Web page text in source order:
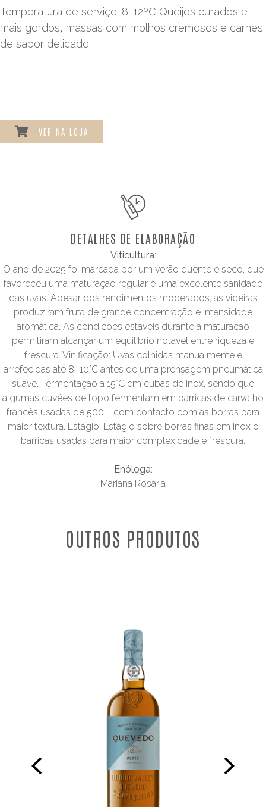
Temperatura de serviço: 8-12ºC Queijos curados e
mais gordos, massas com molhos cremosos e carnes
de sabor delicado.
VER NA LOJA
DETALHES DE ELABORAÇÃO
Viticultura:
O ano de 2025 foi marcada por um verão quente e seco, que
favoreceu uma maturação regular e uma excelente sanidade
das uvas. Apesar dos rendimentos moderados, as videiras
produziram fruta de grande concentração e intensidade
aromática. As condições estáveis durante a maturação
permitiram alcançar um equilíbrio notável entre riqueza e
frescura. Vinificação: Uvas colhidas manualmente e
arrefecidas até 8–10°C antes de uma prensagem pneumática
suave. Fermentação a 15°C em cubas de inox, sendo que
algumas cuvées de topo fermentam em barricas de carvalho
francês usadas de 500L, com contacto com as borras para
maior textura. Estágio: Estágio sobre borras finas em inox e
barricas usadas para maior complexidade e frescura.
Enóloga:
Mariana Rosária
OUTROS PRODUTOS